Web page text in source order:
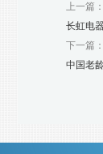
上一篇：
长虹电
下一篇：
中国老